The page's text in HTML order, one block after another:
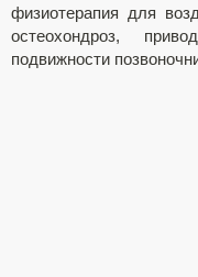
физиотерапия для
остеохондроз,
подвижности